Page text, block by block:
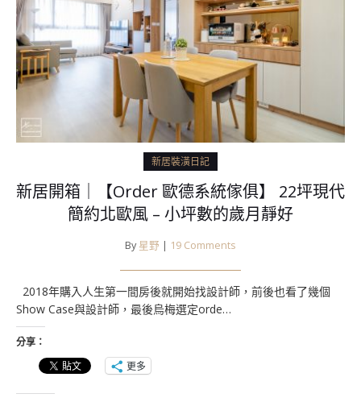
新居裝潢日記
新居開箱｜【Order 歐德系統傢俱】 22坪現代
簡約北歐風 – 小坪數的歲月靜好
By 星野 | 19 Comments
2018年購入人生第一間房後就開始找設計師，前後也看了幾個
Show Case與設計師，最後烏梅選定orde…
分享：
更多